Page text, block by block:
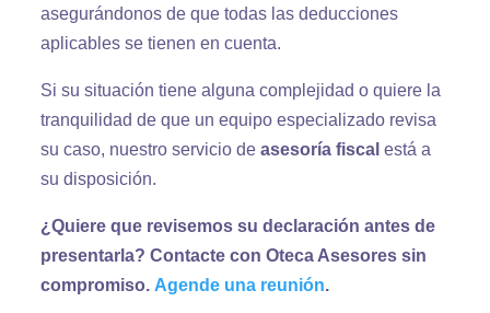
asegurándonos de que todas las deducciones
aplicables se tienen en cuenta.
Si su situación tiene alguna complejidad o quiere la
tranquilidad de que un equipo especializado revisa
su caso, nuestro servicio de asesoría fiscal está a
su disposición.
¿Quiere que revisemos su declaración antes de
presentarla? Contacte con Oteca Asesores sin
compromiso. Agende una reunión.